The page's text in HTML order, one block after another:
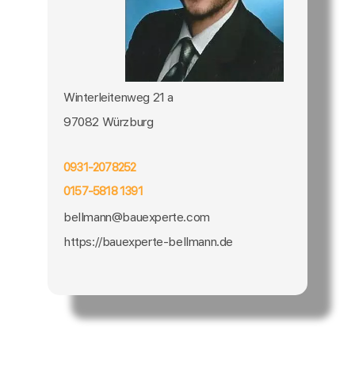
Winterleitenweg 21 a
97082 Würzburg
0931-2078252
0157-5818 1391
bellmann@bauexperte.com
https://bauexperte-bellmann.de